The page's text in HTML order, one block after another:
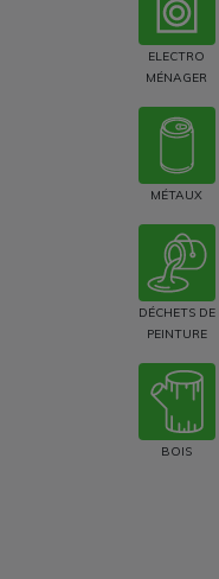
ELECTRO
MÉNAGER
MÉTAUX
DÉCHETS DE
PEINTURE
BOIS